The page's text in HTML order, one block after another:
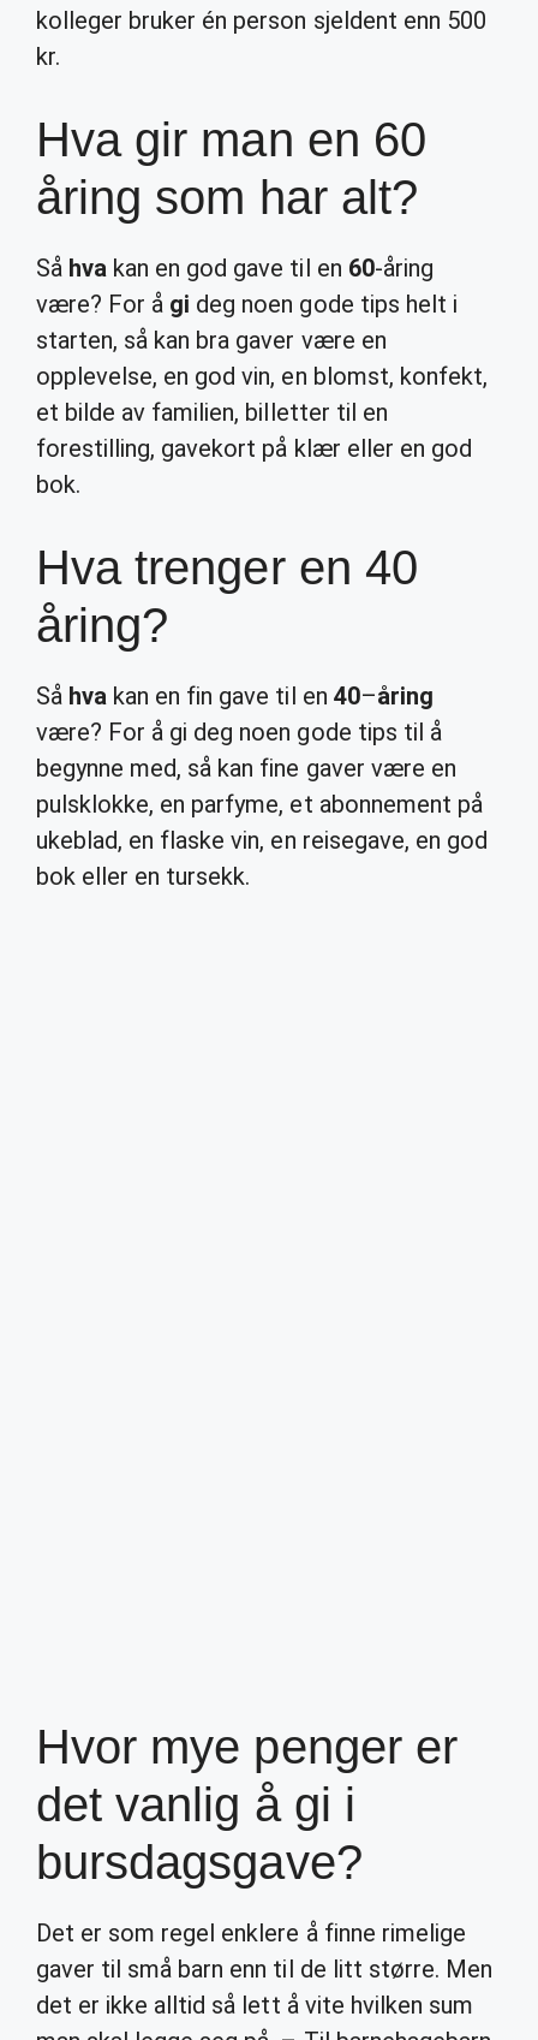
kolleger bruker én person sjeldent enn 500
kr.
Hva gir man en 60
åring som har alt?
Så hva kan en god gave til en 60-åring
være? For å gi deg noen gode tips helt i
starten, så kan bra gaver være en
opplevelse, en god vin, en blomst, konfekt,
et bilde av familien, billetter til en
forestilling, gavekort på klær eller en god
bok.
Hva trenger en 40
åring?
Så hva kan en fin gave til en 40–åring
være? For å gi deg noen gode tips til å
begynne med, så kan fine gaver være en
pulsklokke, en parfyme, et abonnement på
ukeblad, en flaske vin, en reisegave, en god
bok eller en tursekk.
Hvor mye penger er
det vanlig å gi i
bursdagsgave?
Det er som regel enklere å finne rimelige
gaver til små barn enn til de litt større. Men
det er ikke alltid så lett å vite hvilken sum